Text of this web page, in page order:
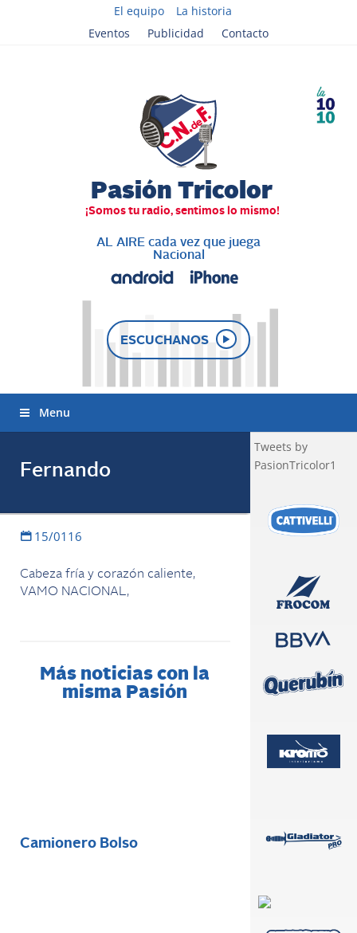
El equipo
La historia
Eventos
Publicidad Contacto
AL AIRE cada vez que juega
Nacional
ESCUCHANOS
Menu
Fernando
15/0116
Cabeza fría y corazón caliente,
VAMO NACIONAL,
Más noticias con la
misma Pasión
Camionero Bolso
Tweets by
PasionTricolor1